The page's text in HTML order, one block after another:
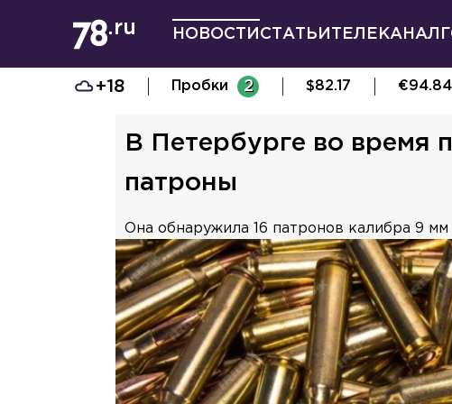
НОВОСТИ СТАТЬИ ТЕЛЕКАНАЛ
+18 Пробки 2 $82.17 €94.84
В Петербурге во время
патроны
Она обнаружила 16 патронов калибра 9